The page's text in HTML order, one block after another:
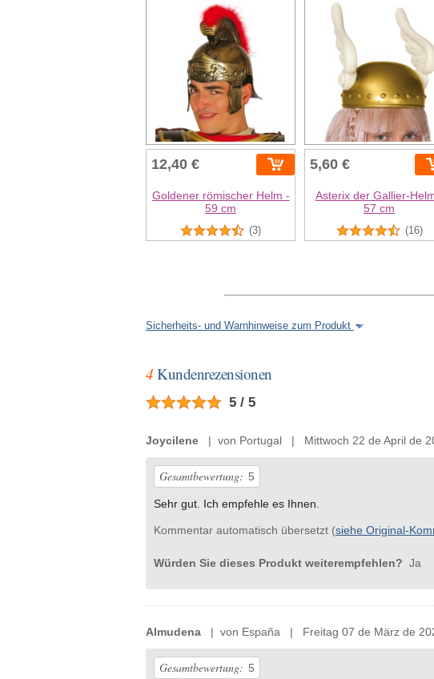
12,40 €
Goldener römischer Helm -
59 cm
(3)
5,60 €
Asterix der Gallier-
57 cm
(16)
Sicherheits- und Warnhinweise zum Produkt
4 Kundenrezensionen
5 / 5
Joycilene | von Portugal | Mittwoch 22 de April de
Gesamtbewertung: 5
Sehr gut. Ich empfehle es Ihnen.
Kommentar automatisch übersetzt (siehe Original-
Würden Sie dieses Produkt weiterempfehlen? Ja
Almudena | von España | Freitag 07 de März de
Gesamtbewertung: 5